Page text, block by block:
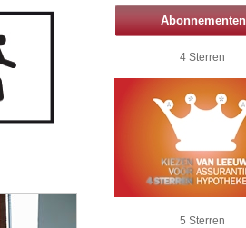
Abonnementen
4 Sterren
5 Sterren